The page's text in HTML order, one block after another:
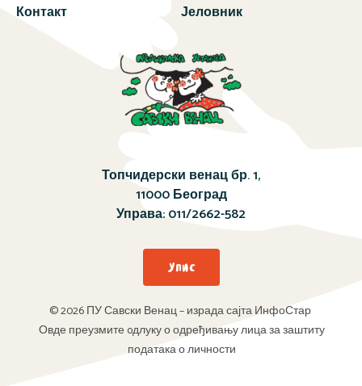
Контакт
Јеловник
Топчидерски венац бр. 1,
11000 Београд
Управа:011/2662-582
Упис
© 2026 ПУ Савски Венац – израда сајта ИнфоСтар
Овде преузмите oдлуку о одређивању лица за заштиту
података о личности